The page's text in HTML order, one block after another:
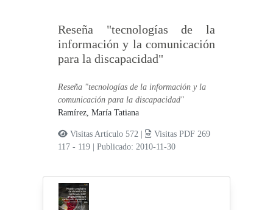
Reseña "tecnologías de la
información y la comunicación
para la discapacidad"
Reseña "tecnologías de la información y la
comunicación para la discapacidad"
Ramírez, María Tatiana
Visitas Artículo 572 |
Visitas PDF 269
117 - 119
|Publicado: 2010-11-30